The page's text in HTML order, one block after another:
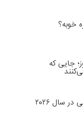
خوبه؟
جایی که
۵ آیتمی که هر کمد لباسی در سال ۲۰۲۶